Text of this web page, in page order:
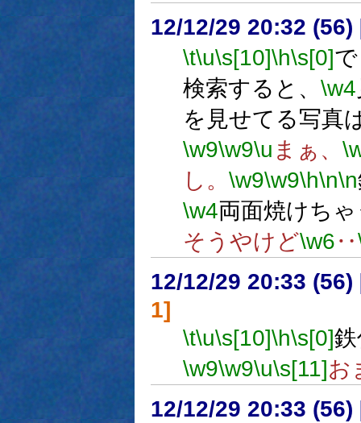
12/12/29 20:32 (56)
\t\u\s[10]\h\s[0]
検索すると、 \w4
を見せてる写真
\w9\w9\u まぁ、
し。 \w9\w9\h\n\n
\w4両面焼けち
そうやけど\w6‥
12/12/29 20:33 (56)
1]
\t\u\s[10]\h\s[0]
\w9\w9\u\s[11]お
12/12/29 20:33 (56)